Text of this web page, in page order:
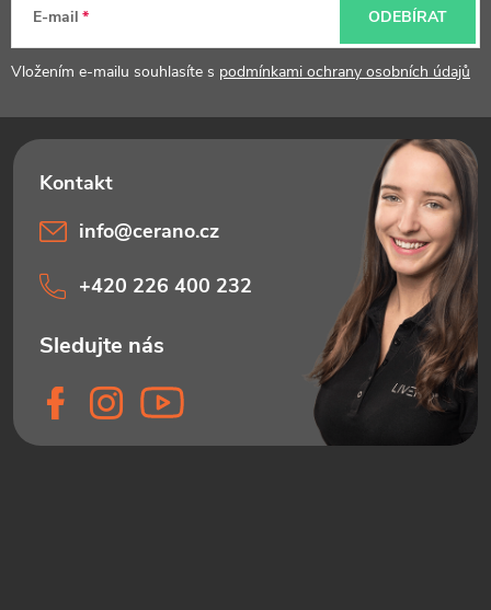
E-mail
Vložením e-mailu souhlasíte s podmínkami ochrany osobních údajů
ODEBÍRAT
info@cerano.cz
+420 226 400 232